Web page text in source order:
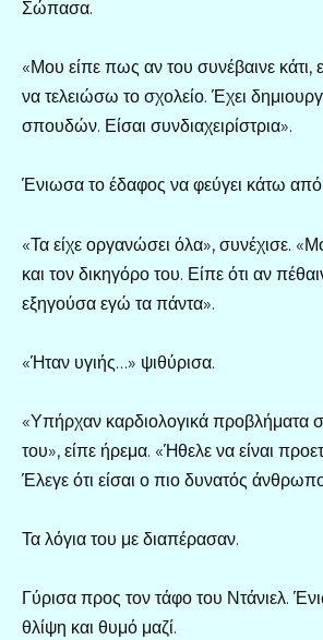
Σώπασα.
«Μου είπε πως αν του συνέβαινε κάτι,
να τελειώσω το σχολείο. Έχει
σπουδών. Είσαι συνδιαχειρίστρια».
Ένιωσα το έδαφος να φεύγει κάτω
«Τα είχε οργανώσει όλα», συνέχισε.
και τον δικηγόρο του. Είπε ότι αν
εξηγούσα εγώ τα πάντα».
«Ήταν υγιής…» ψιθύρισα.
«Υπήρχαν καρδιολογικά προβλήματα
του», είπε ήρεμα. «Ήθελε να είναι
Έλεγε ότι είσαι ο πιο δυνατός
Τα λόγια του με διαπέρασαν.
Γύρισα προς τον τάφο του Ντάνιελ.
θλίψη και θυμό μαζί.